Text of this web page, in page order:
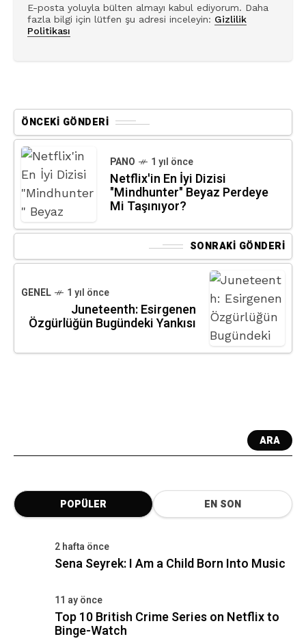
E-posta yoluyla bülten almayı kabul ediyorum. Daha
fazla bilgi için lütfen şu adresi inceleyin: Gizlilik
Politikası
ÖNCEKI GÖNDERI
PANO 1 yıl önce
Netflix'in En İyi Dizisi
"Mindhunter" Beyaz Perdeye
Mi Taşınıyor?
SONRAKI GÖNDERI
GENEL 1 yıl önce
Juneteenth: Esirgenen
Özgürlüğün Bugündeki Yankısı
ARA
POPÜLER EN SON
2 hafta önce
Sena Seyrek: I Am a Child Born Into Music
11 ay önce
Top 10 British Crime Series on Netflix to
Binge-Watch